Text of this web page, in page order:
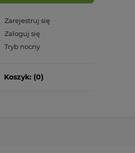
Zarejestruj się
Zaloguj się
Koszyk: (0)